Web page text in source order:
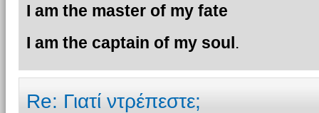
I am the master of my fate
I am the captain of my soul.
Re: Γιατί ντρέπεστε;